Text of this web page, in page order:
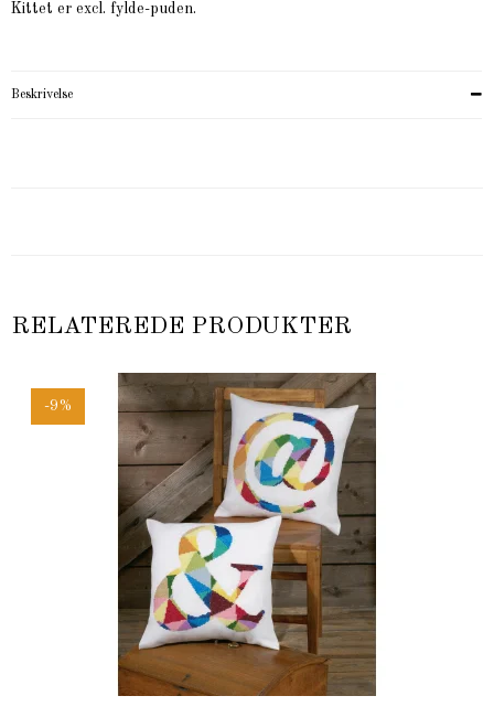
Kittet er excl. fylde-puden.
Beskrivelse
RELATEREDE PRODUKTER
-9%